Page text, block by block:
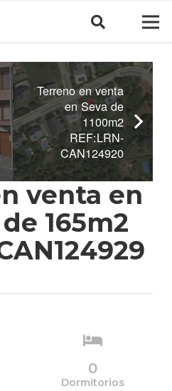
Terreno en venta
en Seva de
1100m2
REF:LRN-
CAN124920
venta en
165m2
0
Dormitorios